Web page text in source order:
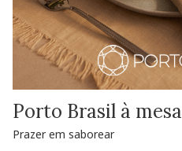
Porto Brasil à mesa
Prazer em saborear